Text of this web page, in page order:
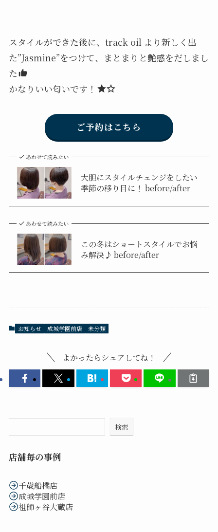
スタイルができた後に、track oil より新しく出
た”Jasmine”をつけて、まとまりと艶感をだしまし
た
かなりいい匂いです！
ご予約はこちら
あわせて読みたい
大胆にスタイルチェンジをしたい
季節の移り目に！ before/after
あわせて読みたい
この冬はショートスタイルでお悩
み解決♪ before/after
お知らせ 成城学園前店 未分類
よかったらシェアしてね！
検索
店舗毎の事例
千歳船橋店
成城学園前店
祖師ヶ谷大蔵店